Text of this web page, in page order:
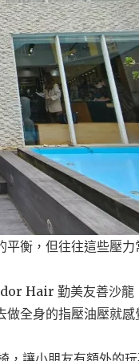
衡，但往往這些壓
Hair 勤美友善沙龍
全身的指壓油壓就